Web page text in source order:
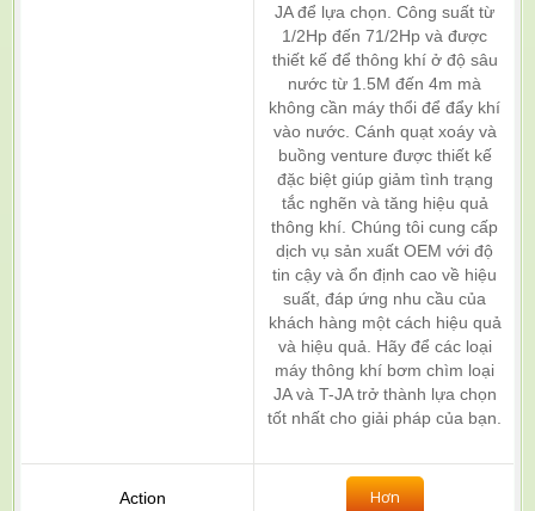
JA để lựa chọn. Công suất từ
1/2Hp đến 71/2Hp và được
thiết kế để thông khí ở độ sâu
nước từ 1.5M đến 4m mà
không cần máy thổi để đẩy khí
vào nước. Cánh quạt xoáy và
buồng venture được thiết kế
đặc biệt giúp giảm tình trạng
tắc nghẽn và tăng hiệu quả
thông khí. Chúng tôi cung cấp
dịch vụ sản xuất OEM với độ
tin cậy và ổn định cao về hiệu
suất, đáp ứng nhu cầu của
khách hàng một cách hiệu quả
và hiệu quả. Hãy để các loại
máy thông khí bơm chìm loại
JA và T-JA trở thành lựa chọn
tốt nhất cho giải pháp của bạn.
Hơn